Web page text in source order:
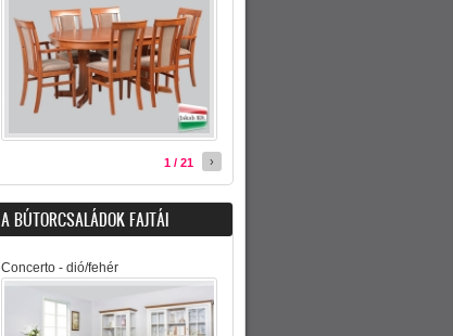
1 / 21 ›
A BÚTORCSALÁDOK FAJTÁI
Concerto - dió/fehér